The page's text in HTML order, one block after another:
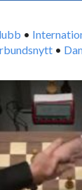
•
•